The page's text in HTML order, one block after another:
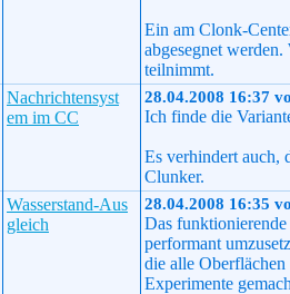
Ein am Clonk-
abgesegnet
teilnimmt.
Nachrichtensyst
em im CC
28.04.2008 16:37
Ich finde die
Es verhindert auch,
Clunker.
Wasserstand-Aus
gleich
28.04.2008 16:35
Das
performant
die alle
Experimente